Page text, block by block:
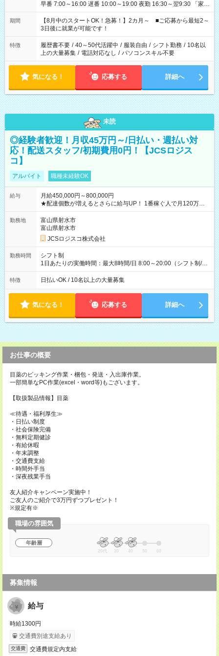
早番 7:00～16:00 遅番 10:00～19:00 夜勤 16:30～翌9:30 「家族
と休みを合わせたい」 「余裕を持って夕飯の準備がしたい」
「できれば残業はしたくない」 など、ご希望を教えてください
ね。 ※Wワーク希望の方へ 今ご覧のお仕事で希望する勤務時間
と、もう1つのお仕事の勤務時間。 合計で週40時間を超える場
合は応募できません。
期間
【8月中のスタートOK！急募！】2カ月～ ■ご応募から最短2～
3日後に就業が可能です！
特徴 履歴書不要 / 40～50代活躍中 / 服装自由 / シフト勤務 / 10名以
上の大量募集 / 電話対応なし / パソコンスキル不要
気になる！ 応募する 詳細へ
未読
◎経験者歓迎！月収45万円～/日払い・週払い対
応！配送スタッフ/初期費用0円！【JCSロジス
コ】
アルバイト 職種未経験OK
給与
月給450,000円～800,000円
★配達個数が増えるとさらに給与UP！ 1番稼ぐ人で月120万ほ
ど！ ・主要都市エリア 月収55万円／週5日稼働 月収65万~112
万円／週6日稼働 ・地方郊外エリア 月収40万円／週5日稼働 月
収40万円~50万円／週6日稼働 ＜モデルイメージ＞ ■月収50万
円 (27歳男性/江東区在住)※元建築関係 1日150個配達×25日勤務
(日休み) ■月収80万円(43歳男性/墨田区在住)※元営業 1日200個
勤務地
富山県射水市
富山県射水市
JCSロジスコ株式会社
勤務時間
シフト制
1日あたりの実働時間：最大8時間/日 8:00～20:00（シフト制/実
働8時間） ※週5日勤務（場所次第では週4も有り） ※配達状況
によって時間外での勤務可能性有り ※案件により多少の前後あ
特徴 日払いOK / 10名以上の大量募集
気になる！ 応募する 詳細へ
お仕事の概要
目薬のピッキング作業・梱包・発送・入出庫作業。
一部簡単なPC作業(excel・word等)もございます。
【取扱製品情報】目薬
≪待遇・福利厚生≫
・日払い制度
・社会保険完備
・無料定期健診
・有給休暇
・年末調整
・交通費支給
・時間外手当
・深夜残業手当
友人紹介キャンペーン実施中！
ご友人のご紹介で3万円ずつプレゼント！
※規定有※
職場の雰囲気
年齢層
20代 30 40 50 60
募集情報
給与
時給1300円
交通費別途支給あり
交通費 交通費規定内支給